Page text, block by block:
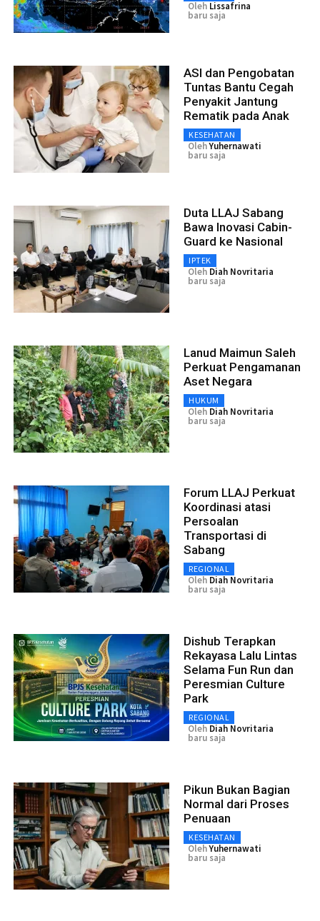
Oleh Lissafrina
baru saja
ASI dan Pengobatan
Tuntas Bantu Cegah
Penyakit Jantung
Rematik pada Anak
KESEHATAN
OlehYuhernawati
baru saja
Duta LLAJ Sabang
Bawa Inovasi Cabin-
Guard ke Nasional
IPTEK
Oleh Diah Novritaria
baru saja
Lanud Maimun Saleh
Perkuat Pengamanan
Aset Negara
HUKUM
Oleh Diah Novritaria
baru saja
Forum LLAJ Perkuat
Koordinasi atasi
Persoalan
Transportasi di
Sabang
REGIONAL
Oleh Diah Novritaria
baru saja
Dishub Terapkan
Rekayasa Lalu Lintas
Selama Fun Run dan
Peresmian Culture
Park
REGIONAL
Oleh Diah Novritaria
baru saja
Pikun Bukan Bagian
Normal dari Proses
Penuaan
KESEHATAN
OlehYuhernawati
baru saja